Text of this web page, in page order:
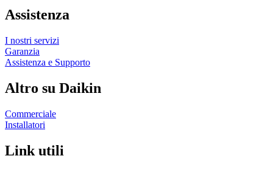
Assistenza
I nostri servizi
Garanzia
Assistenza e Supporto
Altro su Daikin
Commerciale
Installatori
Link utili